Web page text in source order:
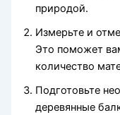
природой.
Измерьте и
Это поможет
количество
Подготовьте
деревянные